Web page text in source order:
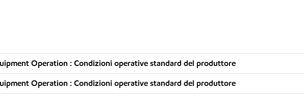
Operation : Condizioni operative standard del produttore
Operation : Condizioni operative standard del produttore